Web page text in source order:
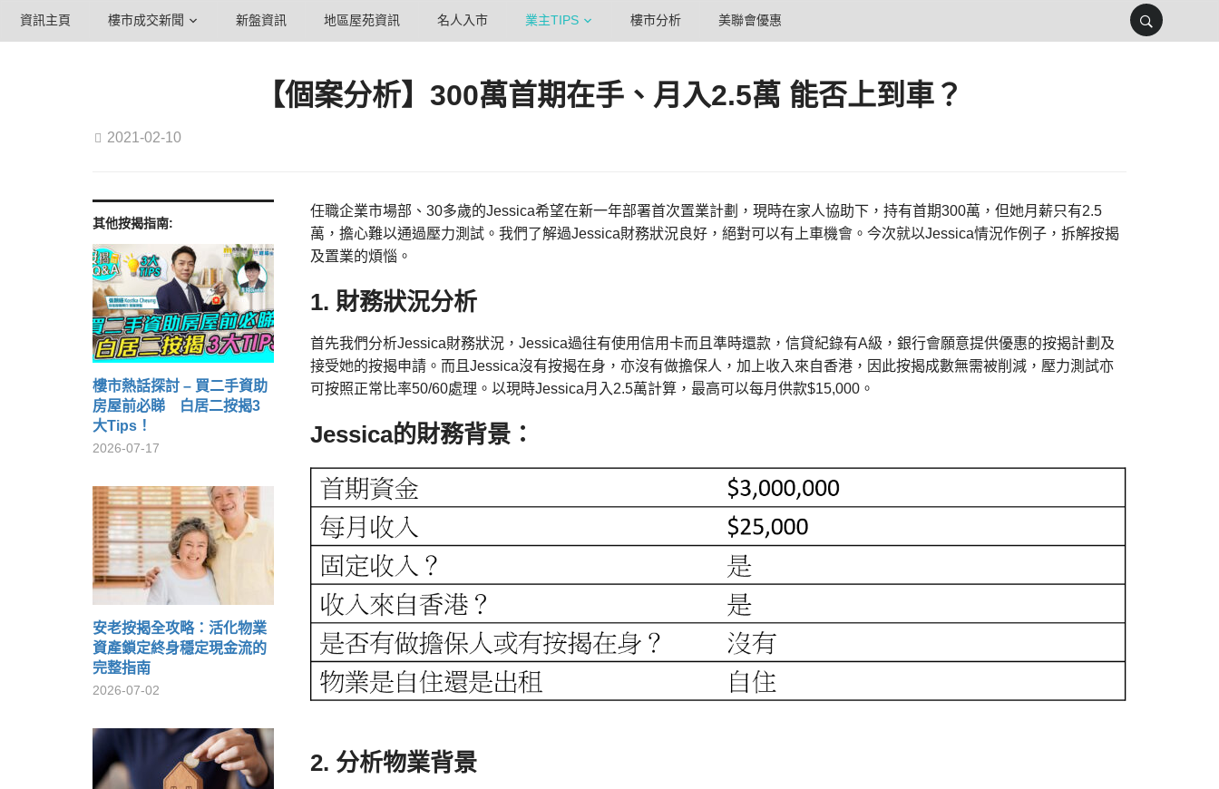
資訊主頁 樓市成交新聞 新盤資訊 地區屋苑資訊 名人入市 業主TIPS 樓市分析 美聯會優惠
【個案分析】300萬首期在手、月入2.5萬 能否上到車？
2021-02-10
其他按揭指南:
樓市熱話探討 – 買二手資助
房屋前必睇 白居二按揭3
大Tips！
2026-07-17
安老按揭全攻略：活化物業
資產鎖定終身穩定現金流的
完整指南
2026-07-02
任職企業市場部、30多歲的Jessica希望在新一年部署首次置業計劃，現時在家人協助下，持有首期300萬，但她月薪只有2.5
萬，擔心難以通過壓力測試。我們了解過Jessica財務狀況良好，絕對可以有上車機會。今次就以Jessica情況作例子，拆解按揭
及置業的煩惱。
1. 財務狀況分析
首先我們分析Jessica財務狀況，Jessica過往有使用信用卡而且準時還款，信貸紀錄有A級，銀行會願意提供優惠的按揭計劃及
接受她的按揭申請。而且Jessica沒有按揭在身，亦沒有做擔保人，加上收入來自香港，因此按揭成數無需被削減，壓力測試亦
可按照正常比率50/60處理。以現時Jessica月入2.5萬計算，最高可以每月供款$15,000。
Jessica的財務背景：
2. 分析物業背景